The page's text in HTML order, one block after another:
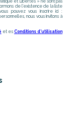
et Libertés » ne sont pas
de l’existence de la liste
pouvez vous inscrire ici :
nous vous invitons à
et es Conditions d'utilisation